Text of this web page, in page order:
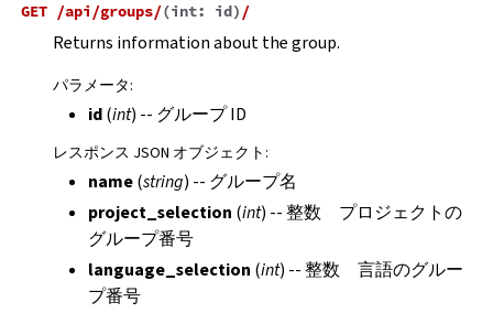
GET /api/groups/(int: id) /
Returns information about the group.
パラメータ:
id(int) -- グループ ID
レスポンス JSON オブジェクト :
name(string) -- グループ名
project_selection (int) -- 整数 プロジェクトの
グループ番号
language_selection (int) -- 整数 言語のグルー
プ番号